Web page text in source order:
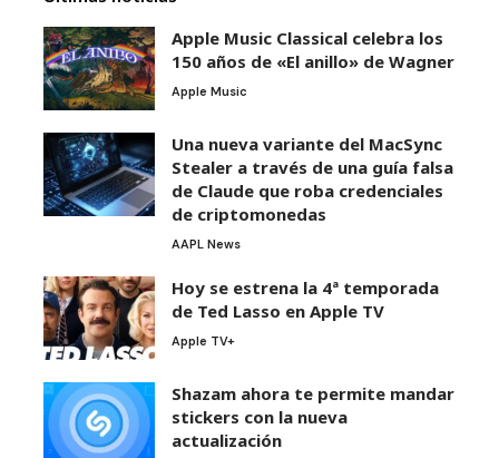
Apple Music Classical celebra los
150 años de «El anillo» de Wagner
Apple Music
Una nueva variante del MacSync
Stealer a través de una guía falsa
de Claude que roba credenciales
de criptomonedas
AAPL News
Hoy se estrena la 4ª temporada
de Ted Lasso en Apple TV
Apple TV+
Shazam ahora te permite mandar
stickers con la nueva
actualización